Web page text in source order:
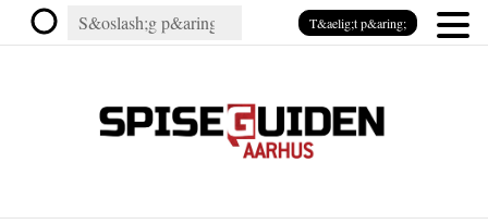
T&aelig;t p&aring;